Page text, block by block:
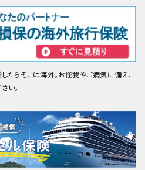
らそこは海外。お怪我やご病気に備え、
い。